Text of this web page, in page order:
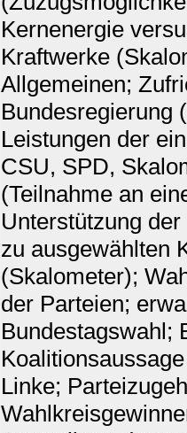
Kernenergie
Kraftwerke
Allgemeinen;
Bundesregierung
Leistungen der
CSU, SPD,
(Teilnahme an
Unterstützung
zu ausgewählten
(Skalometer);
der Parteien;
Bundestagswahl;
Linke;